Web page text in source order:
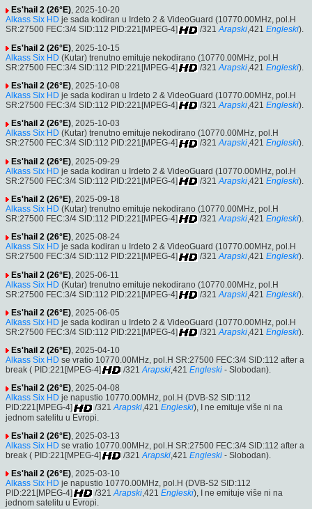
Es'hail 2 (26°E), 2025-10-20
Alkass Six HD je sada kodiran u Irdeto 2 & VideoGuard (10770.00MHz, pol.H
SR:27500 FEC:3/4 SID:112 PID:221[MPEG-4]
/321 Arapski,421 Engleski).
Es'hail 2 (26°E) , 2025-10-15
Alkass Six HD (Kutar) trenutno emituje nekodirano (10770.00MHz, pol.H
SR:27500 FEC:3/4 SID:112 PID:221[MPEG-4]
/321 Arapski ,421 Engleski).
Es'hail 2 (26°E), 2025-10-08
Alkass Six HD je sada kodiran u Irdeto 2 & VideoGuard (10770.00MHz, pol.H
SR:27500 FEC:3/4 SID:112 PID:221[MPEG-4]
/321 Arapski,421 Engleski).
Es'hail 2 (26°E), 2025-10-03
Alkass Six HD (Kutar) trenutno emituje nekodirano (10770.00MHz, pol.H
SR:27500 FEC:3/4 SID:112 PID:221[MPEG-4]
/321 Arapski,421 Engleski).
Es'hail 2 (26°E) , 2025-09-29
Alkass Six HD je sada kodiran u Irdeto 2 & VideoGuard (10770.00MHz, pol.H
SR:27500 FEC:3/4 SID:112 PID:221[MPEG-4]
/321 Arapski ,421 Engleski).
Es'hail 2 (26°E), 2025-09-18
Alkass Six HD (Kutar) trenutno emituje nekodirano (10770.00MHz, pol.H
SR:27500 FEC:3/4 SID:112 PID:221[MPEG-4]
/321 Arapski,421 Engleski).
Es'hail 2 (26°E), 2025-08-24
Alkass Six HD je sada kodiran u Irdeto 2 & VideoGuard (10770.00MHz, pol.H
SR:27500 FEC:3/4 SID:112 PID:221[MPEG-4]
/321 Arapski,421 Engleski).
Es'hail 2 (26°E) , 2025-06-11
Alkass Six HD (Kutar) trenutno emituje nekodirano (10770.00MHz, pol.H
SR:27500 FEC:3/4 SID:112 PID:221[MPEG-4]
/321 Arapski ,421 Engleski).
Es'hail 2 (26°E), 2025-06-05
Alkass Six HD je sada kodiran u Irdeto 2 & VideoGuard (10770.00MHz, pol.H
SR:27500 FEC:3/4 SID:112 PID:221[MPEG-4]
/321 Arapski,421 Engleski).
Es'hail 2 (26°E), 2025-04-10
Alkass Six HD se vratio 10770.00MHz, pol.H SR:27500 FEC:3/4 SID:112 after a
break ( PID:221[MPEG-4]
/321 Arapski,421 Engleski - Slobodan).
Es'hail 2 (26°E), 2025-04-08
Alkass Six HD je napustio 10770.00MHz, pol.H (DVB-S2 SID:112
PID:221[MPEG-4]
/321 Arapski,421 Engleski), I ne emituje više ni na
jednom satelitu u Evropi.
Es'hail 2 (26°E), 2025-03-13
Alkass Six HD se vratio 10770.00MHz, pol.H SR:27500 FEC:3/4 SID:112 after a
break ( PID:221[MPEG-4]
/321 Arapski,421 Engleski - Slobodan).
Es'hail 2 (26°E), 2025-03-10
Alkass Six HD je napustio 10770.00MHz, pol.H (DVB-S2 SID:112
PID:221[MPEG-4]
/321 Arapski,421 Engleski), I ne emituje više ni na
jednom satelitu u Evropi.